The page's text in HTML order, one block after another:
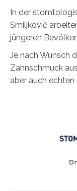
In der
Smiljković
jüngeren
Je nach Wunsch
Zahnschmuck
aber auch